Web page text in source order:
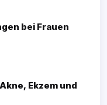
bei Frauen
Ekzem und